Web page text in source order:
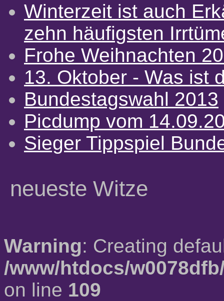
Winterzeit ist auch
zehn häufigsten
Frohe Weihnachten
13. Oktober - Was ist
Bundestagswahl 2013
Picdump vom
Sieger Tippspiel
neueste Witze
Warning: Creating
/www/htdocs/
on line 109